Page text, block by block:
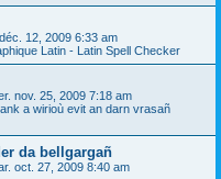
12, 2009 6:33 am
Latin - Latin Spell Checker
nov. 25, 2009 7:18 am
a wirioù evit an darn vrasañ
da bellgargañ
oct. 27, 2009 8:40 am